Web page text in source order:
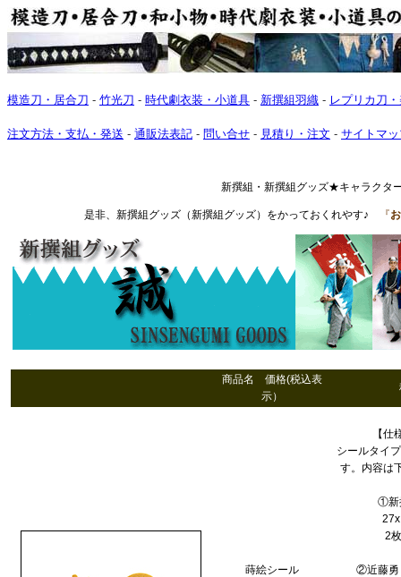
模造刀・居合刀 - 竹光刀 - 時代劇衣装・小道具 - 新撰組羽織 - レプリカ刀
注文方法・支払・発送 - 通販法表記 - 問い合せ - 見積り・注文 - サイトマ
新撰組・新撰組グッズ★キャラクタ
是非、新撰組グッズ（新撰組グッズ）をかっておくれやす♪ 『
商品名
価格(税込表
示）
蒔絵シール
【仕
シールタイ
す。内容は
①新
2
②近藤勇